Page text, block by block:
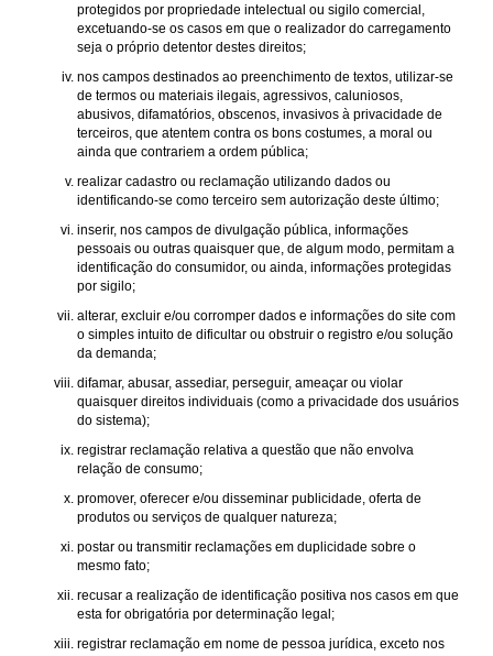
protegidos por propriedade intelectual ou sigilo comercial,
excetuando-se os casos em que o realizador do carregamento
seja o próprio detentor destes direitos;
nos campos destinados ao preenchimento de textos, utilizar-se
de termos ou materiais ilegais, agressivos, caluniosos,
abusivos, difamatórios, obscenos, invasivos à privacidade de
terceiros, que atentem contra os bons costumes, a moral ou
ainda que contrariem a ordem pública;
realizar cadastro ou reclamação utilizando dados ou
identificando-se como terceiro sem autorização deste último;
inserir, nos campos de divulgação pública, informações
pessoais ou outras quaisquer que, de algum modo, permitam a
identificação do consumidor, ou ainda, informações protegidas
por sigilo;
alterar, excluir e/ou corromper dados e informações do site com
o simples intuito de dificultar ou obstruir o registro e/ou solução
da demanda;
difamar, abusar, assediar, perseguir, ameaçar ou violar
quaisquer direitos individuais (como a privacidade dos usuários
do sistema);
registrar reclamação relativa a questão que não envolva
relação de consumo;
promover, oferecer e/ou disseminar publicidade, oferta de
produtos ou serviços de qualquer natureza;
postar ou transmitir reclamações em duplicidade sobre o
mesmo fato;
recusar a realização de identificação positiva nos casos em que
esta for obrigatória por determinação legal;
registrar reclamação em nome de pessoa jurídica, exceto nos